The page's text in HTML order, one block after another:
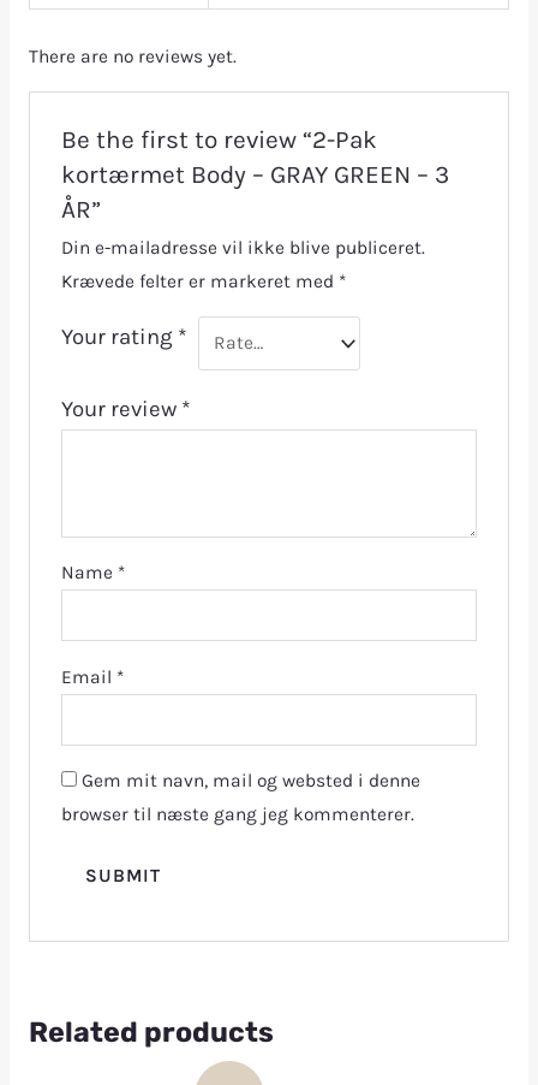
There are no reviews yet.
Be the first to review “2-Pak
kortærmet Body – GRAY GREEN – 3
ÅR”
Din e-mailadresse vil ikke blive publiceret.
Krævede felter er markeret med *
Your rating *
Your review *
Name *
Email *
Gem mit navn, mail og websted i denne
browser til næste gang jeg kommenterer.
Related products